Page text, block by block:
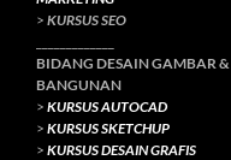
> KURSUS SEO
BIDANG DESAIN GAMBAR &
BANGUNAN
> KURSUS AUTOCAD
> KURSUS SKETCHUP
> KURSUS DESAIN GRAFIS